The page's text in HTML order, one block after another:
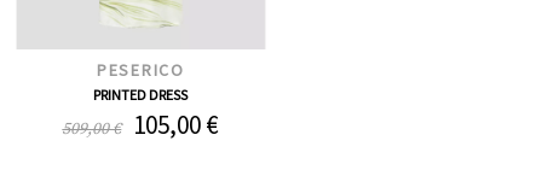
PESERICO
PRINTED DRESS
509,00 € 105,00 €